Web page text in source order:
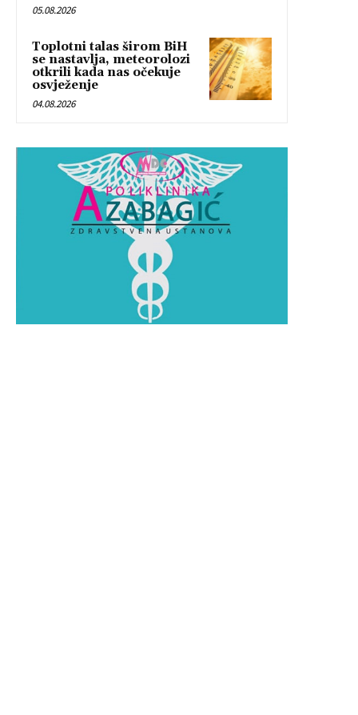
05.08.2026
Toplotni talas širom BiH
se nastavlja, meteorolozi
otkrili kada nas očekuje
osvježenje
04.08.2026